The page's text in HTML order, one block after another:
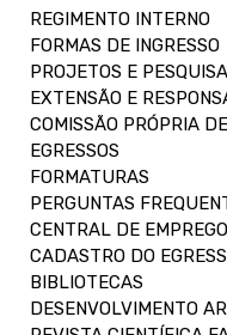
REGIMENTO INTERNO
FORMAS DE INGRESSO
PROJETOS E
EXTENSÃO E
COMISSÃO PRÓPRIA
EGRESSOS
FORMATURAS
PERGUNTAS
CENTRAL DE
CADASTRO DO
BIBLIOTECAS
DESENVOLVIMENTO